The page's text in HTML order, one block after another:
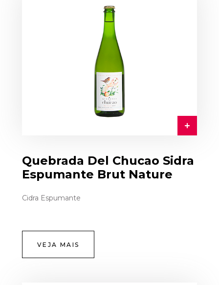
Quebrada Del Chucao Sidra
Espumante Brut Nature
Cidra Espumante
VEJA MAIS